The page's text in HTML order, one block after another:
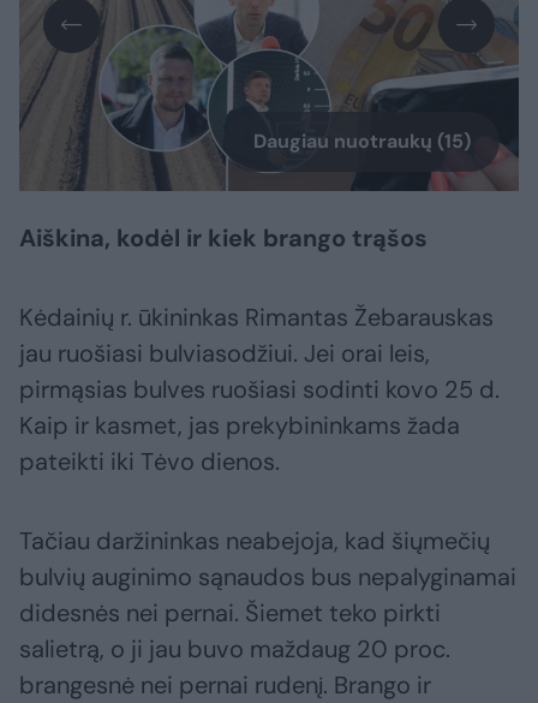
Daugiau nuotraukų (15)
Aiškina, kodėl ir kiek brango trąšos
Kėdainių r. ūkininkas Rimantas Žebarauskas
jau ruošiasi bulviasodžiui. Jei orai leis,
pirmąsias bulves ruošiasi sodinti kovo 25 d.
Kaip ir kasmet, jas prekybininkams žada
pateikti iki Tėvo dienos.
Tačiau daržininkas neabejoja, kad šiųmečių
bulvių auginimo sąnaudos bus nepalyginamai
didesnės nei pernai. Šiemet teko pirkti
salietrą, o ji jau buvo maždaug 20 proc.
brangesnė nei pernai rudenį. Brango ir